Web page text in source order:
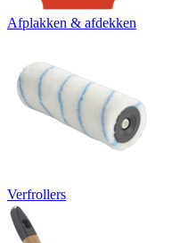
Afplakken & afdekken
Verfrollers